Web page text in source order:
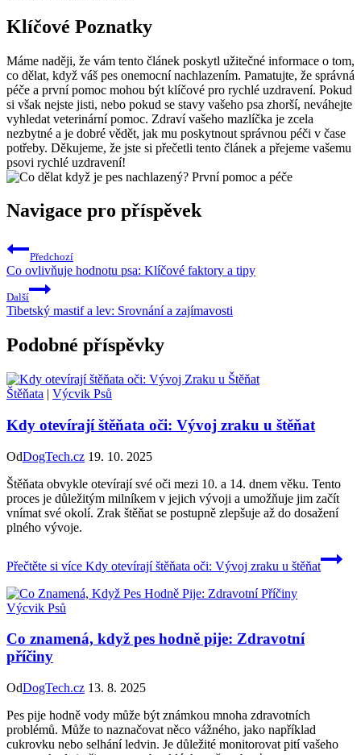
Klíčové Poznatky
Máme naději, že vám tento článek poskytl užitečné informace o tom,
co dělat, když váš pes onemocní nachlazením. Pamatujte, že správná
péče a první pomoc mohou být klíčové pro rychlé uzdravení. Pokud
si však nejste jisti, nebo pokud se stavy vašeho psa zhorší, neváhejte
vyhledat veterinární pomoc. Zdraví vašeho mazlíčka je zcela
nezbytné a je dobré vědět, jak mu poskytnout správnou péči v čase
potřeby. Děkujeme, že jste si přečetli tento článek a přejeme vašemu
psovi rychlé uzdravení!
Navigace pro příspěvek
Předchozí
Co ovlivňuje hodnotu psa: Klíčové faktory a tipy
Další
Tibetský mastif a lev: Srovnání a zajímavosti
Podobné příspěvky
Štěňata | Výcvik Psů
Kdy otevírají štěňata oči: Vývoj zraku u štěňat
OdDogTech.cz 19. 10. 2025
Štěňata obvykle otevírají své oči mezi 10. a 14. dnem věku. Tento
proces je důležitým milníkem v jejich vývoji a umožňuje jim začít
vnímat své okolí. Zrak štěňat se postupně zlepšuje až do dosažení
plného vývoje.
Přečtěte si více Kdy otevírají štěňata oči: Vývoj zraku u štěňat
Výcvik Psů
Co znamená, když pes hodně pije: Zdravotní
příčiny
OdDogTech.cz 13. 8. 2025
Pes pije hodně vody může být známkou mnoha zdravotních
problémů. Může to naznačovat něco vážného, jako například
cukrovku nebo selhání ledvin. Je důležité monitorovat pití vašeho